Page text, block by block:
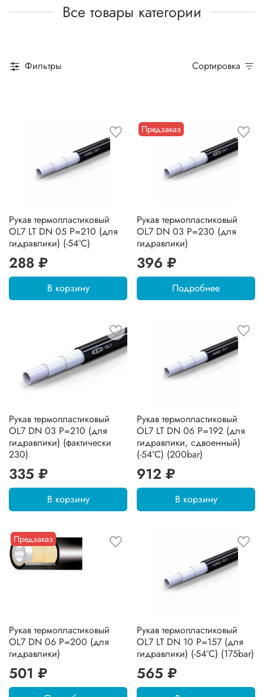
Все товары категории
Фильтры Сортировка
Рукав термопластиковый
OL7 LT DN 05 P=210 (для
гидравлики) (-54°C)
288 ₽
В корзину
Предзаказ
Рукав термопластиковый
OL7 DN 03 P=230 (для
гидравлики)
396 ₽
Подробнее
Рукав термопластиковый
OL7 DN 03 P=210 (для
гидравлики) (фактически
230)
335 ₽
В корзину
Рукав термопластиковый
OL7 LT DN 06 P=192 (для
гидравлики, сдвоенный)
(-54°C) (200bar)
912 ₽
В корзину
Предзаказ
Рукав термопластиковый
OL7 DN 06 P=200 (для
гидравлики)
501 ₽
Рукав термопластиковый
OL7 LT DN 10 P=157 (для
гидравлики) (-54°C) (175bar)
565 ₽